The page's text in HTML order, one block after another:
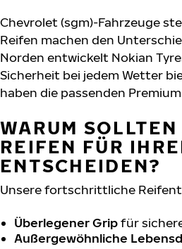
Chevrolet (sgm)-Fahrzeuge
Reifen machen den
Norden entwickelt Nokian
Sicherheit bei jedem Wetter
haben die passenden
WARUM
REIFEN FÜR
ENTSCHEIDEN?
Unsere fortschrittliche
Überlegener Gripfür
Außergewöhnliche